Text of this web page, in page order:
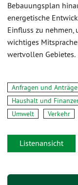
Bebauungsplan
energetische
Einfluss zu nehmen,
wichtiges
wertvollen Gebietes.
Anfragen und Anträge
Haushalt und
Umwelt
Verkehr
Listenansicht